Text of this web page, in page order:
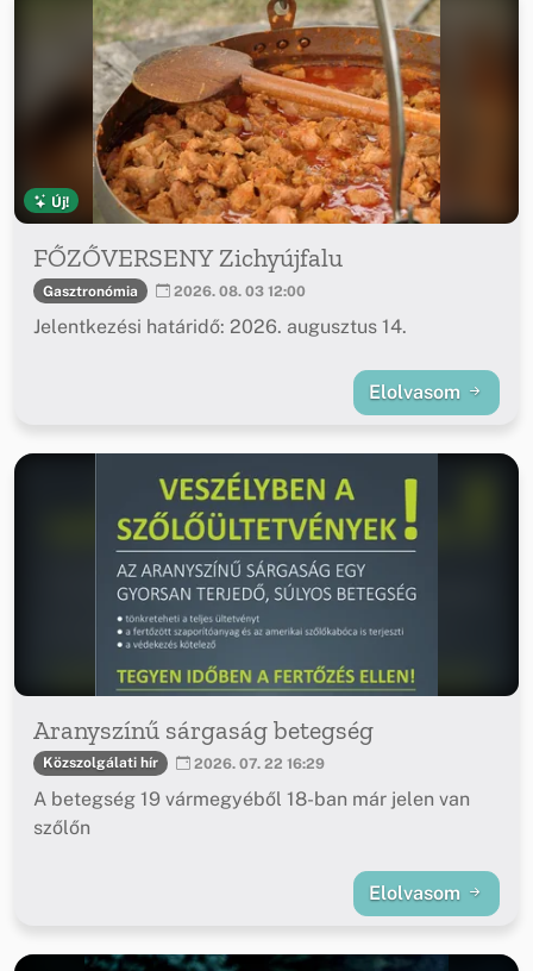
Új!
FŐZŐVERSENY Zichyújfalu
Gasztronómia 2026. 08. 03 12:00
Jelentkezési határidő: 2026. augusztus 14.
Elolvasom
Aranyszínű sárgaság betegség
Közszolgálati hír 2026. 07. 22 16:29
A betegség 19 vármegyéből 18-ban már jelen van
szőlőn
Elolvasom